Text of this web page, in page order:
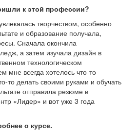
к этой профессии?
творчеством, особенно
и образование получала,
Сначала окончила
а затем изучала дизайн в
технологическом
мне всегда хотелось что-то
то делать своими руками и обучать
отправила резюме в
«Лидер» и вот уже 3 года
о курсе.